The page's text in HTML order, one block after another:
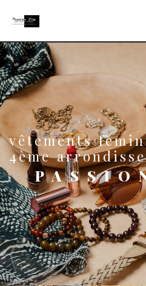
vêtements
4ème